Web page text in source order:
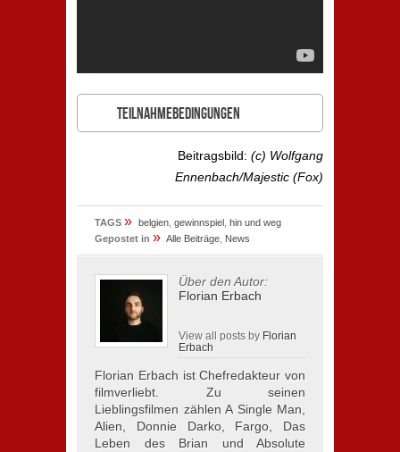
Teilnahmebedingungen
Beitragsbild: (c) Wolfgang
Ennenbach/Majestic (Fox)
TAGS » belgien gewinnspiel hin und weg
Gepostet in » Alle Beiträge News
Über den Autor:
Florian Erbach
View all posts by Florian
Erbach
Florian Erbach ist Chefredakteur von
filmverliebt. Zu seinen
Lieblingsfilmen zählen A Single Man,
Alien, Donnie Darko, Fargo, Das
Leben des Brian und Absolute